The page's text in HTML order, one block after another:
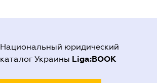
Национальный юридический
каталог Украины Liga:BOOK